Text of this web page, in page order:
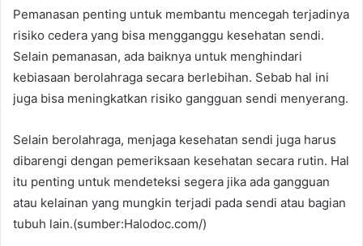
Pemanasan penting untuk membantu mencegah terjadinya
risiko cedera yang bisa mengganggu kesehatan sendi.
Selain pemanasan, ada baiknya untuk menghindari
kebiasaan berolahraga secara berlebihan. Sebab hal ini
juga bisa meningkatkan risiko gangguan sendi menyerang.
Selain berolahraga, menjaga kesehatan sendi juga harus
dibarengi dengan pemeriksaan kesehatan secara rutin. Hal
itu penting untuk mendeteksi segera jika ada gangguan
atau kelainan yang mungkin terjadi pada sendi atau bagian
tubuh lain.(sumber:Halodoc.com/)